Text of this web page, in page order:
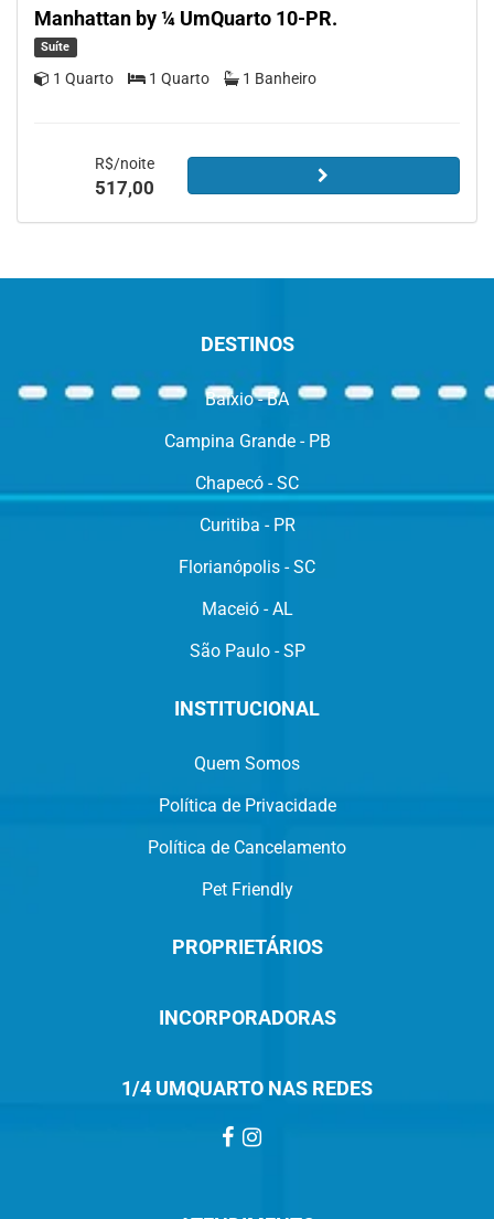
Manhattan by ¼ UmQuarto 10-PR.
Suíte
1 Quarto 1 Quarto 1 Banheiro
R$/noite
517,00
DESTINOS
Baixio - BA
Campina Grande - PB
Chapecó - SC
Curitiba - PR
Florianópolis - SC
Maceió - AL
São Paulo - SP
INSTITUCIONAL
Quem Somos
Política de Privacidade
Política de Cancelamento
Pet Friendly
PROPRIETÁRIOS
INCORPORADORAS
1/4 UMQUARTO NAS REDES